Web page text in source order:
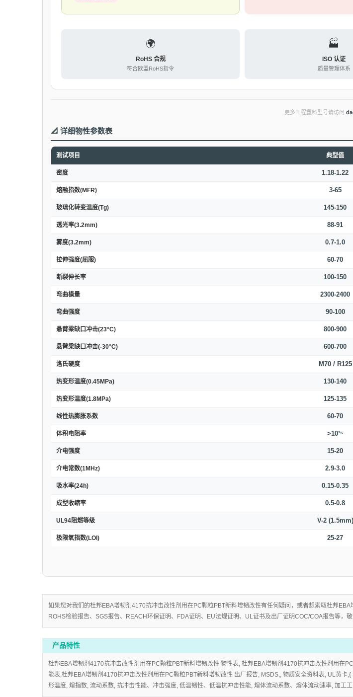
🌍
RoHS 合规
符合欧盟RoHS指令
🏭
ISO 认证
质量管理体系
更多工程塑料型号请访问
📐 详细物性参数表
测试项目 典型值
密度 1.18-1.22
熔融指数(MFR) 3-65
玻璃化转变温度(Tg) 145-150
透光率(3.2mm) 88-91
雾度(3.2mm) 0.7-1.0
拉伸强度(屈服) 60-70
断裂伸长率 100-150
弯曲模量 2300-2400
弯曲强度 90-100
悬臂梁缺口冲击(23°C) 800-900
悬臂梁缺口冲击(-30°C) 600-700
洛氏硬度 M70 / R125
热变形温度(0.45MPa) 130-140
热变形温度(1.8MPa) 125-135
线性热膨胀系数 60-70
体积电阻率 >10¹⁵
介电强度 15-20
介电常数(1MHz) 2.9-3.0
吸水率(24h) 0.15-0.35
成型收缩率 0.5-0.8
UL94阻燃等级 V-2 (1.5mm)
极限氧指数(LOI) 25-27
如果您对我们的杜邦EBA增韧剂4170抗冲击改性剂用在PC颗粒PBT新料增韧改性有任何疑问，或者想索取杜邦
ROHS检验报告、SGS报告、REACH环保证明、FDA证明、EU法规证明、UL证书及出厂证明COC/COA报告等，
产品特性
杜邦EBA增韧剂4170抗冲击改性剂用在PC颗粒PBT新料增韧改性 物性表, 杜邦EBA增韧剂4170抗冲击改性剂用在
能表,杜邦EBA增韧剂4170抗冲击改性剂用在PC颗粒PBT新料增韧改性 出厂报告, MSDS,, 物质安全资料表, UL黄
形温度, 熔指数, 流动系数, 抗冲击性能、冲击强度, 低温韧性、低温抗冲击性能, 熔体流动系数、熔体流动速率, 加工